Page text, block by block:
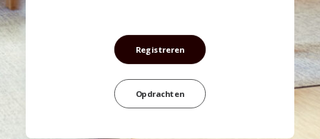
Registreren
Opdrachten